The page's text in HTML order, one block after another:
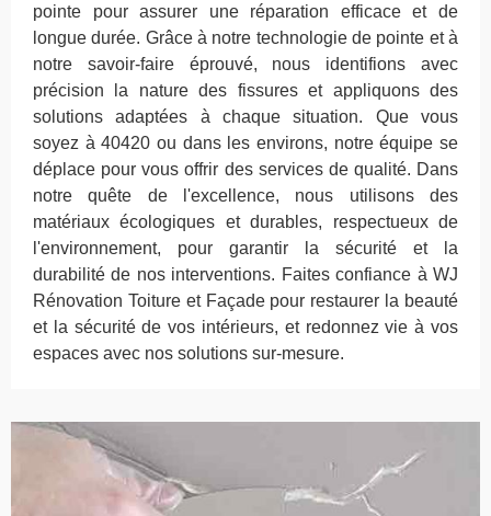
pointe pour assurer une réparation efficace et de
longue durée. Grâce à notre technologie de pointe et à
notre savoir-faire éprouvé, nous identifions avec
précision la nature des fissures et appliquons des
solutions adaptées à chaque situation. Que vous
soyez à 40420 ou dans les environs, notre équipe se
déplace pour vous offrir des services de qualité. Dans
notre quête de l'excellence, nous utilisons des
matériaux écologiques et durables, respectueux de
l'environnement, pour garantir la sécurité et la
durabilité de nos interventions. Faites confiance à WJ
Rénovation Toiture et Façade pour restaurer la beauté
et la sécurité de vos intérieurs, et redonnez vie à vos
espaces avec nos solutions sur-mesure.